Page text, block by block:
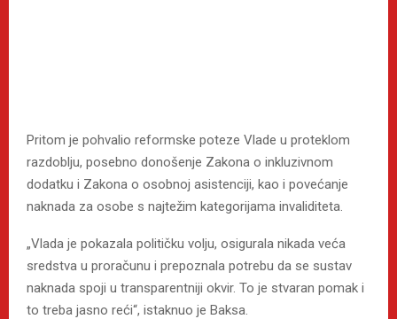
Pritom je pohvalio reformske poteze Vlade u proteklom
razdoblju, posebno donošenje Zakona o inkluzivnom
dodatku i Zakona o osobnoj asistenciji, kao i povećanje
naknada za osobe s najtežim kategorijama invaliditeta.
„Vlada je pokazala političku volju, osigurala nikada veća
sredstva u proračunu i prepoznala potrebu da se sustav
naknada spoji u transparentniji okvir. To je stvaran pomak i
to treba jasno reći“, istaknuo je Baksa.